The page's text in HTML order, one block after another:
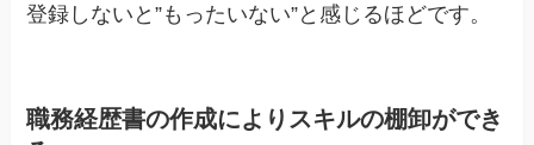
登録しないと”もったいない”と感じるほどです。
職務経歴書の作成によりスキルの棚卸ができ